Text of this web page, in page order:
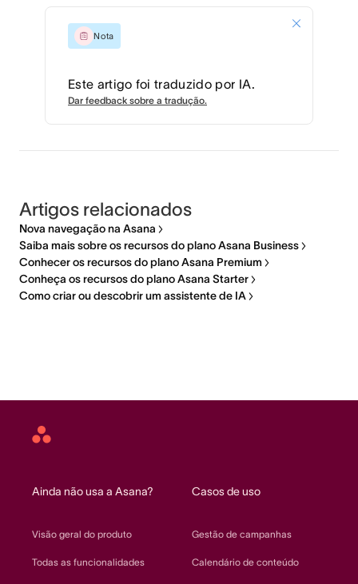
Nota
Este artigo foi traduzido por IA.
Dar feedback sobre a tradução.
Artigos relacionados
Nova navegação na Asana
Saiba mais sobre os recursos do plano Asana Business
Conhecer os recursos do plano Asana Premium
Conheça os recursos do plano Asana Starter
Como criar ou descobrir um assistente de IA
Asana
Ainda não usa a Asana?
Visão geral do produto
Todas as funcionalidades
Casos de uso
Gestão de campanhas
Calendário de conteúdo